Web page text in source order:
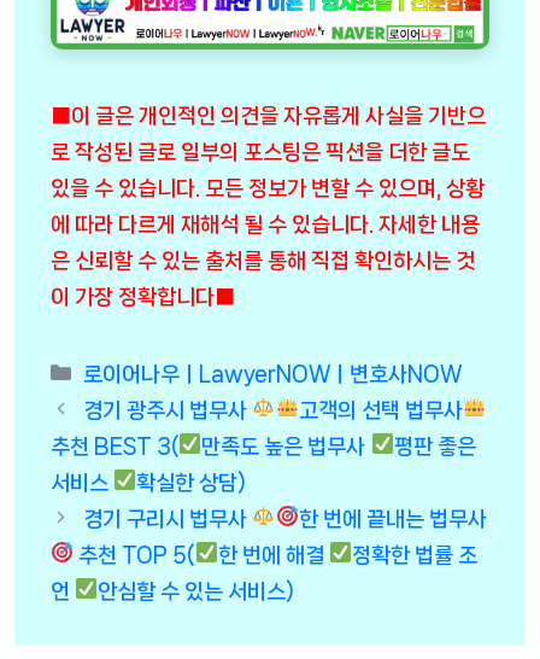
■이 글은 개인적인 의견을 자유롭게 사실을 기반으
로 작성된 글로 일부의 포스팅은 픽션을 더한 글도
있을 수 있습니다. 모든 정보가 변할 수 있으며, 상황
에 따라 다르게 재해석 될 수 있습니다. 자세한 내용
은 신뢰할 수 있는 출처를 통해 직접 확인하시는 것
이 가장 정확합니다■
Categories
로이어나우ㅣLawyerNOWㅣ변호사NOW
경기 광주시 법무사
고객의 선택 법무사
추천 BEST 3(
만족도 높은 법무사
평판 좋은
서비스
확실한 상담)
경기 구리시 법무사
한 번에 끝내는 법무사
추천 TOP 5(
한 번에 해결
정확한 법률 조
언
안심할 수 있는 서비스)